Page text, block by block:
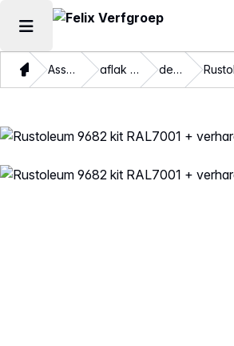
Hoofdmenu openen
Thuis Assortiment aflak en beits dekkend